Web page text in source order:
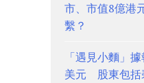
市、市值8億港
繫？
「遇見小麵」
美元 股東包括